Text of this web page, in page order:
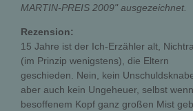
MARTIN-PREIS 2009" ausgezeichnet.
Rezension:
15 Jahre ist der Ich-Erzähler alt,
(im Prinzip wenigstens), die Eltern
geschieden. Nein, kein
aber auch kein Ungeheuer, selbst
besoffenem Kopf ganz großen Mist